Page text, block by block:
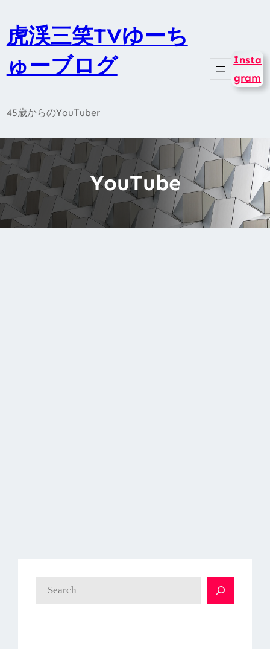
容
を
プ
虎渓三笑TVゆーち
ゅーブログ
45歳からのYouTuber
Insta
gram
YouTube